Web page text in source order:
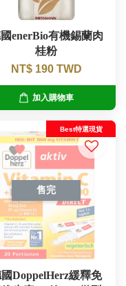
enerBio有機錫蘭肉
桂粉
NT$ 190 TWD
加入購物車
售完
Best特選現貨
DoppelHerz緩釋免